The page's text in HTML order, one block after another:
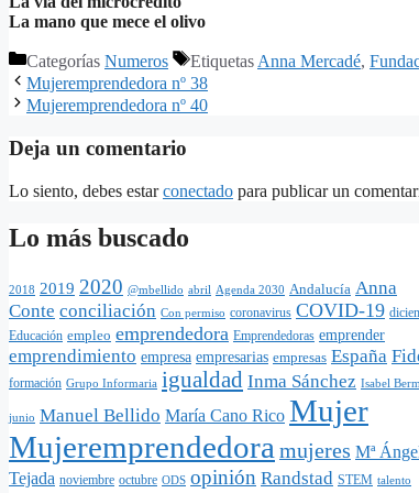
La mano que mece el olivo
Categorías Numeros EtiquetasAnna Mercadé,
Mujeremprendedora nº 38
Mujeremprendedora nº 40
Deja un comentario
Lo siento, debes estarconectado para publicar un
Lo más buscado
2018 2019 2020 @mbellido abril Agenda 2030 Andalucía Anna
Conte conciliación Con permiso coronavirus COVID-19
Educación empleo emprendedora Emprendedoras emprender
emprendimiento empresa empresarias empresas España
formación Grupo Informaria igualdad Inma Sánchez Isabel
junio Manuel Bellido María Cano Rico Mujer
Mujeremprendedora mujeres Mª
Tejada noviembre octubre ODS opinión Randstad STEM talento